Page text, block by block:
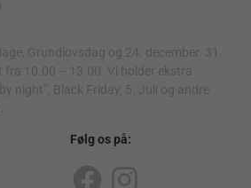
Grundlovsdag og 24. december. 31.
fra 10.00 – 13.00. Vi holder ekstra
night”, Black Friday, 5. Juli og andre
Følg os på: